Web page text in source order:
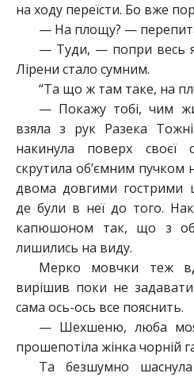
на ходу переїсти. Бо вже
— На площу? —
— Туди, — попри весь
Лірени стало сумним.
“Та що ж там таке, на
— Покажу тобі, чим
взяла з рук Разека
накинула поверх своєї
скрутила об’ємним пучком
двома довгими гострими
де були в неї до того.
капюшоном так, що з
лишились на виду.
Мерко мовчки теж
вирішив поки не
сама ось-ось все пояснить.
— Шехшеню, люба
прошепотіла жінка чорній
Та безшумно